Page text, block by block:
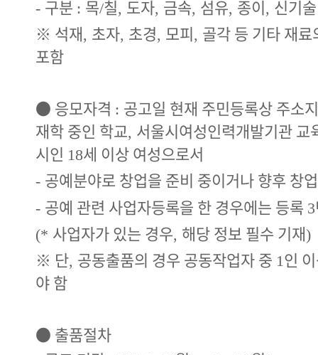
- 구분 : 목/칠, 도자, 금속, 섬유, 종이, 신기술
※ 석재, 초자, 초경, 모피, 골각 등 기타 재
포함
● 응모자격 : 공고일 현재 주민등록상 주소
재학 중인 학교, 서울시여성인력개발기관 교
시인 18세 이상 여성으로서
- 공예분야로 창업을 준비 중이거나 향후 창
- 공예 관련 사업자등록을 한 경우에는 등록 3
(* 사업자가 있는 경우, 해당 정보 필수 기재)
※ 단, 공동출품의 경우 공동작업자 중 1인
야 함
● 출품절차